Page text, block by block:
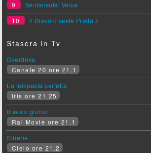
9
Sentimental Value
10
Il Diavolo veste Prada 2
Stasera in Tv
Overdrive
Canale 20 ore 21.1
La tempesta perfetta
Iris ore 21.25
Il sesto giorno
Rai Movie ore 21.1
Siberia
Cielo ore 21.2